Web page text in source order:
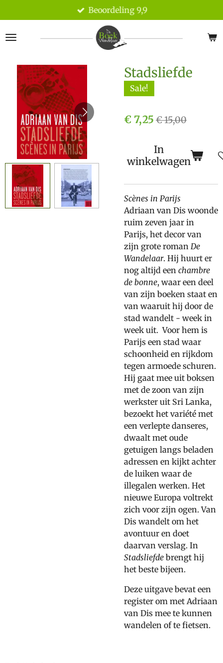
direct
naar
Beoordeling 9,9
Stadsliefde
Sale!
€ 7,25 € 15,00
In
winkelwagen
Scènes in Parijs
Adriaan van Dis woonde
ruim zeven jaar in
Parijs, het decor van
zijn grote roman De
Wandelaar. Hij huurt er
nog altijd een chambre
de bonne, waar een deel
van zijn boeken staat en
van waaruit hij door de
stad wandelt - week in
week uit. Voor hem is
Parijs een stad waar
schoonheid en rijkdom
tegen armoede schuren.
Hij gaat mee uit boksen
met de zoon van zijn
werkster uit Sri Lanka,
bezoekt het variété met
een verlepte danseres,
dwaalt met oude
getuigen langs beladen
adressen en kijkt achter
de luiken waar de
illegalen werken. Het
nieuwe Europa voltrekt
zich voor zijn ogen. Van
Dis wandelt om het
avontuur en doet
daarvan verslag. In
Stadsliefde brengt hij
het beste bijeen.
Deze uitgave bevat een
register om met Adriaan
van Dis mee te kunnen
wandelen of te fietsen.